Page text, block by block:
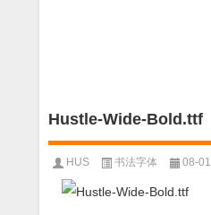
Hustle-Wide-Bold.ttf
HUS 书法字体 08-01